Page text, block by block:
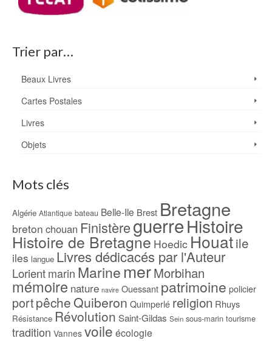
Trier par…
Beaux Livres
Cartes Postales
Livres
Objets
Mots clés
Algérie Atlantique bateau Belle-Ile Brest Bretagne
breton chouan FinistèreguerreHistoire
Histoire de Bretagne Hoedic Houatile
iles langue Livres dédicacés par l'Auteur
Lorientmarin Marine merMorbihan
mémoire nature navire Ouessant patrimoine policier
portpêcheQuiberon Quimperlé religion Rhuys
Résistance Révolution Saint-Gildas Sein sous-marin tourisme
tradition Vannes voile écologie